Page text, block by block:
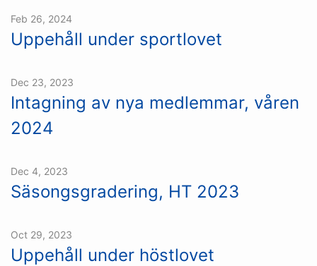
Feb 26, 2024
Uppehåll under sportlovet
Dec 23, 2023
Intagning av nya medlemmar, våren
2024
Dec 4, 2023
Säsongsgradering, HT 2023
Oct 29, 2023
Uppehåll under höstlovet